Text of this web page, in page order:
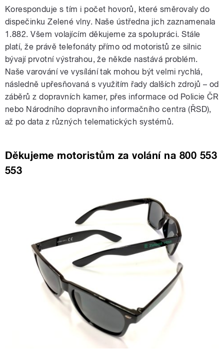
Koresponduje s tím i počet hovorů, které směrovaly do
dispečinku Zelené vlny. Naše ústředna jich zaznamenala
1.882. Všem volajícím děkujeme za spolupráci. Stále
platí, že právě telefonáty přímo od motoristů ze silnic
bývají prvotní výstrahou, že někde nastává problém.
Naše varování ve vysílání tak mohou být velmi rychlá,
následně upřesňovaná s využitím řady dalších zdrojů – od
záběrů z dopravních kamer, přes informace od Policie ČR
nebo Národního dopravního informačního centra (ŘSD),
až po data z různých telematických systémů.
Děkujeme motoristům za volání na 800 553
553